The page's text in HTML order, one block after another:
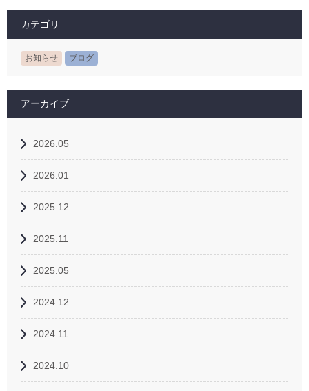
カテゴリ
お知らせ ブログ
アーカイブ
2026.05
2026.01
2025.12
2025.11
2025.05
2024.12
2024.11
2024.10